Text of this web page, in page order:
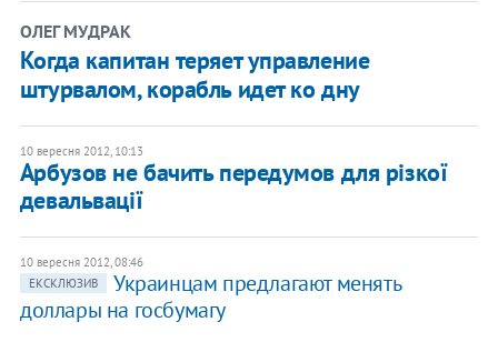
ОЛЕГ МУДРАК
Когда капитан теряет управление
штурвалом, корабль идет ко дну
10 вересня 2012, 10:13
Арбузов не бачить передумов для різкої
девальвації
10 вересня 2012, 08:46
ЕКСКЛЮЗИВ
Украинцам предлагают менять
доллары на госбумагу